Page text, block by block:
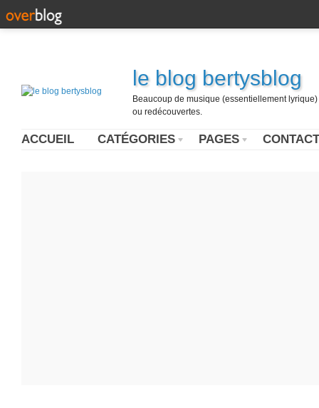
le blog bertysblog
Beaucoup de musique (essentiellement
ou redécouvertes.
ACCUEIL CATÉGORIES PAGES CONTACT